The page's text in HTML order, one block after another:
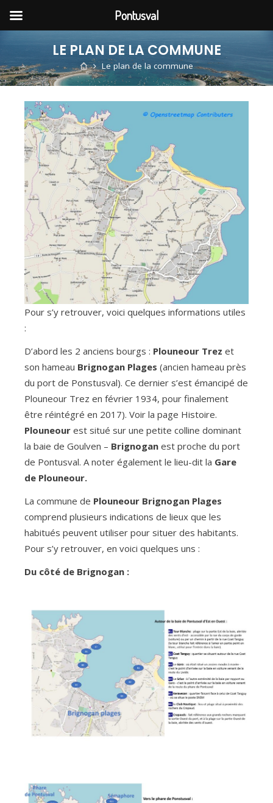
LE PLAN DE LA COMMUNE
Le plan de la commune
Pour s’y retrouver, voici quelques informations utiles
:
D’abord les 2 anciens bourgs : Plouneour Trez et
son hameau Brignogan Plages (ancien hameau près
du port de Ponstusval). Ce dernier s’est émancipé de
Plouneour Trez en février 1934, pour finalement
être réintégré en 2017). Voir la page Histoire.
Plouneour est situé sur une petite colline dominant
la baie de Goulven – Brignogan est proche du port
de Pontusval. A noter également le lieu-dit la Gare
de Plouneour.
La commune de Plouneour Brignogan Plages
comprend plusieurs indications de lieux que les
habitués peuvent utiliser pour situer des habitants.
Pour s’y retrouver, en voici quelques uns :
Du côté de Brignogan :
Pontusval